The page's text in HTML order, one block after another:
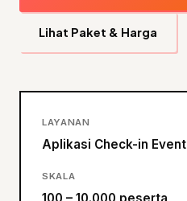
Lihat Paket & Harga
LAYANAN
Aplikasi Check-in Event
SKALA